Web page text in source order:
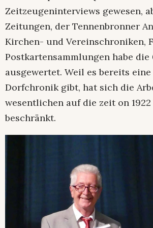
Zeitzeugeninterviews gewesen,
Zeitungen, der Tennenbronner
Kirchen- und Vereinschroniken,
Postkartensammlungen habe die
ausgewertet. Weil es bereits
Dorfchronik gibt, hat sich die
wesentlichen auf die zeit on
beschränkt.